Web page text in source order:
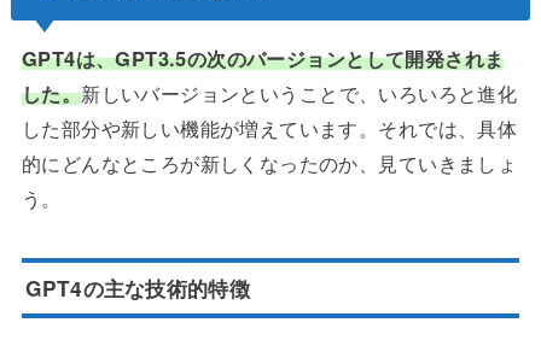
GPT4は、GPT3.5の次のバージョンとして開発されま
した。新しいバージョンということで、いろいろと進化
した部分や新しい機能が増えています。それでは、具体
的にどんなところが新しくなったのか、見ていきましょ
う。
GPT4の主な技術的特徴